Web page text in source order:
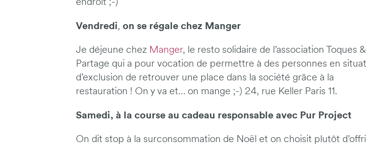
endroit ;-)
Vendredi, on se régale chez Manger
Je déjeune chez Manger, le resto solidaire de l’association Toques &
Partage qui a pour vocation de permettre à des personnes en
d’exclusion de retrouver une place dans la société grâce à la
restauration ! On y va et… on mange ;-) 24, rue Keller Paris 11.
Samedi, à la course au cadeau responsable avec Pur Project
On dit stop à la surconsommation de Noël et on choisit plutôt